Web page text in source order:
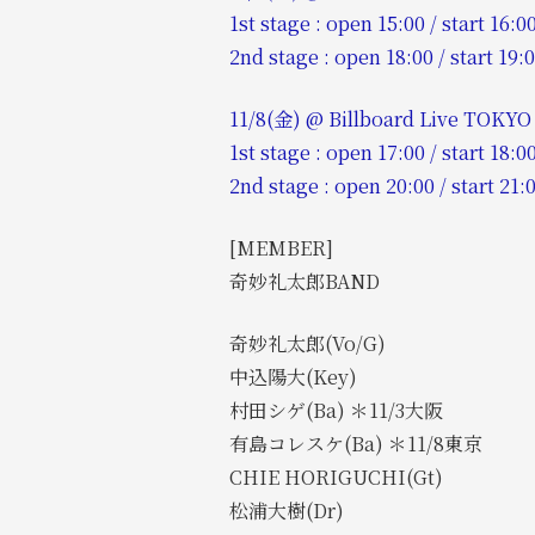
1st stage : open 15:00 / start 16:00
2nd stage : open 18:00 / start
11/8(金) @ Billboard Live TOKYO
1st stage : open 17:00 / start 18:00
2nd stage : open 20:00 / start
[MEMBER]
奇妙礼太郎BAND
奇妙礼太郎(Vo/G)
中込陽大(Key)
村田シゲ(Ba) ＊11/3大阪
有島コレスケ(Ba) ＊11/8東京
CHIE HORIGUCHI(Gt)
松浦大樹(Dr)